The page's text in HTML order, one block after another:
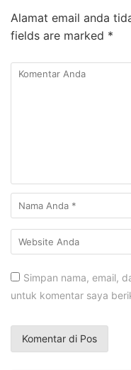
Alamat email anda
fields are marked *
Simpan nama, email,
untuk komentar saya